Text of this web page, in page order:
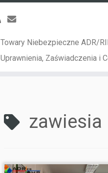
Towary Niebezpieczne ADR/
Uprawnienia, Zaświadczenia i
zawiesia